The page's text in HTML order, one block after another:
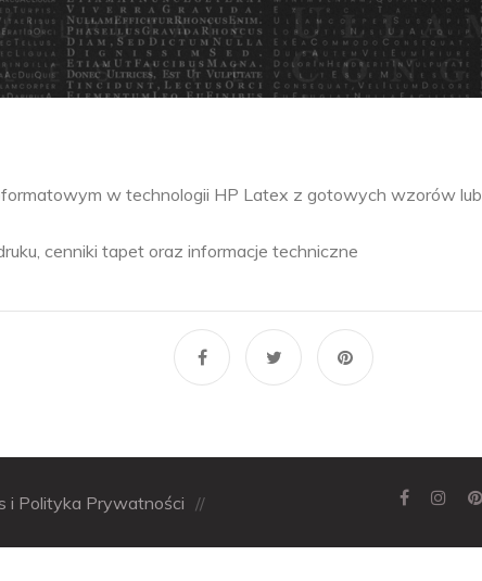
w technologii HP Latex z gotowych wzorów
cenniki tapet oraz informacje techniczne
i Polityka Prywatności //